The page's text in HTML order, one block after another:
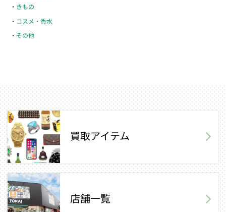
きもの
コスメ・香水
その他
買取アイテム
店舗一覧